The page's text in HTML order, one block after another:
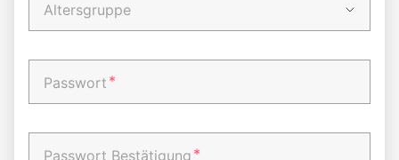
Altersgruppe
Passwort *
Passwort Bestätigung *